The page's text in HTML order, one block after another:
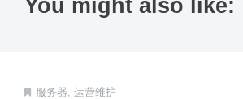
You might also like:
服务器 运营维护